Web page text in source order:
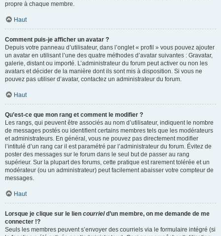
propre à chaque membre.
Haut
Comment puis-je afficher un avatar ?
Depuis votre panneau d’utilisateur, dans l’onglet « profil » vous pouvez ajouter
un avatar en utilisant l’une des quatre méthodes d’avatar suivantes : Gravatar,
galerie, distant ou importé. L’administrateur du forum peut activer ou non les
avatars et décider de la manière dont ils sont mis à disposition. Si vous ne
pouvez pas utiliser d’avatar, contactez un administrateur du forum.
Haut
Qu’est-ce que mon rang et comment le modifier ?
Les rangs, qui peuvent être associés au nom d’utilisateur, indiquent le nombre
de messages postés ou identifient certains membres tels que les modérateurs
et administrateurs. En général, vous ne pouvez pas directement modifier
l’intitulé d’un rang car il est paramétré par l’administrateur du forum. Évitez de
poster des messages sur le forum dans le seul but de passer au rang
supérieur. Sur la plupart des forums, cette pratique est rarement tolérée et un
modérateur (ou un administrateur) peut facilement abaisser votre compteur de
messages.
Haut
Lorsque je clique sur le lien courrield’un membre, on me demande de me
connecter !?
Seuls les membres peuvent s’envoyer des courriels via le formulaire intégré (si